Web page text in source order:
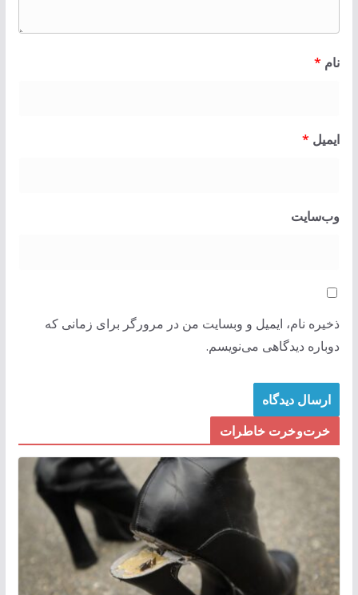
نام *
ایمیل *
وب‌سایت
ذخیره نام، ایمیل و وبسایت من در مرورگر برای زمانی که
دوباره دیدگاهی می‌نویسم.
خرت‌وخرت خاطرات